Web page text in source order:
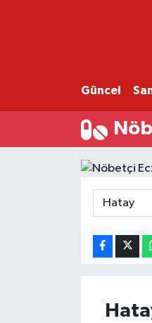
Güncel
SAMSUN
SAMSUNSPOR
EKONOMİ